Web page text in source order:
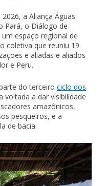
a Aliança Águas
Pará, o Diálogo de
espaço regional de
coletiva que reuniu 19
e aliadas e aliados
e Peru.
do terceiro ciclo dos
voltada a dar visibilidade
amazônicos,
pesqueiros, e a
de bacia.